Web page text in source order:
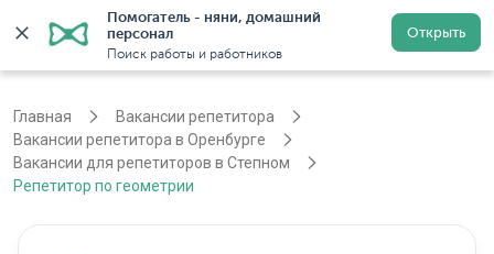
Помогатель - няни, домашний
персонал
Поиск работы и работников
Открыть
Регистрация
Главная
Вакансии репетитора
Вакансии репетитора в Оренбурге
Вакансии для репетиторов в Степном
Репетитор по геометрии